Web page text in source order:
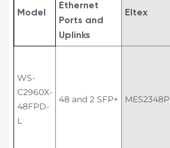
Model
Ethernet
Ports and
Uplinks
Eltex
WS-
C2960X-
48FPD-
L
48 and 2 SFP+ MES2348P